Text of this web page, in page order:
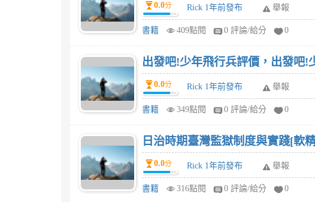
0.0分 Rick 1年前發布 舉報
書籍 409點閱 0 評論/給分 0
出發吧!少年飛行兵評價，出發吧!
0.0分 Rick 1年前發布 舉報
書籍 349點閱 0 評論/給分 0
日治時期臺灣監獄制度與實踐[軟
0.0分 Rick 1年前發布 舉報
書籍 316點閱 0 評論/給分 0